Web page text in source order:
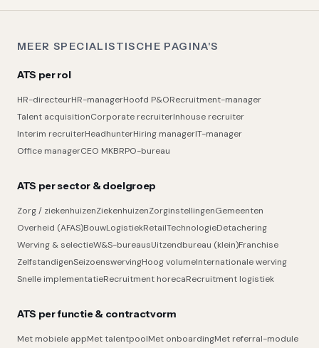
MEER SPECIALISTISCHE PAGINA'S
ATS per rol
HR-directeurHR-managerHoofd P&ORecruitment-manager
Talent acquisitionCorporate recruiterInhouse recruiter
Interim recruiterHeadhunterHiring managerIT-manager
Office managerCEO MKBRPO-bureau
ATS per sector & doelgroep
Zorg / ziekenhuizenZiekenhuizenZorginstellingenGemeenten
Overheid (AFAS)BouwLogistiekRetailTechnologieDetachering
Werving & selectieW&S-bureausUitzendbureau (klein)Franchise
ZelfstandigenSeizoenswervingHoog volumeInternationale werving
Snelle implementatieRecruitment horecaRecruitment logistiek
ATS per functie & contractvorm
Met mobiele appMet talentpoolMet onboardingMet referral-module